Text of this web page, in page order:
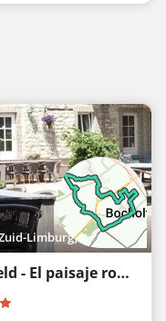
Limburg)
Ruta de senderismo - Simpelveld - El paisaje romano en Bocholtz